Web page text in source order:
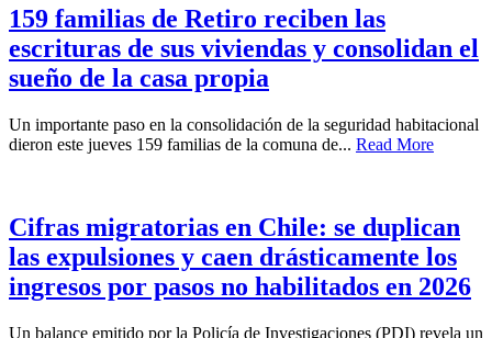
159 familias de Retiro reciben las
escrituras de sus viviendas y consolidan el
sueño de la casa propia
Un importante paso en la consolidación de la seguridad habitacional
dieron este jueves 159 familias de la comuna de... Read More
Cifras migratorias en Chile: se duplican
las expulsiones y caen drásticamente los
ingresos por pasos no habilitados en 2026
Un balance emitido por la Policía de Investigaciones (PDI) revela un